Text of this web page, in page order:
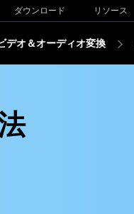
リソース
ダウンロード
デオ＆オーディオ変換